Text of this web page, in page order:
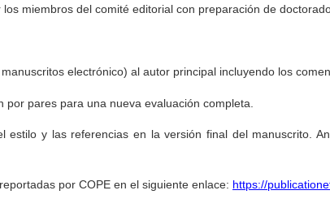
miembros del comité editorial con preparación de
electrónico) al autor principal incluyendo los
pares para una nueva evaluación completa.
y las referencias en la versión final del manuscrito.
por COPE en el siguiente enlace: https://